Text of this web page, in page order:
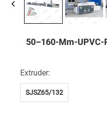
50–160-Mm-
Extruder:
SJSZ65/132